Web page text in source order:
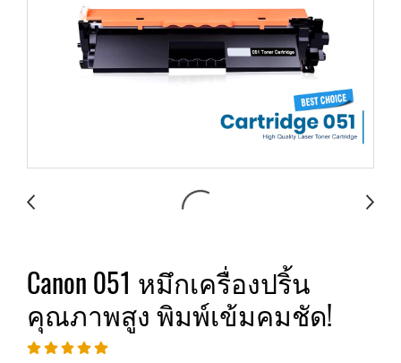
Canon 051 หมึกเครื่องปริ้น
คุณภาพสูง พิมพ์เข้มคมชัด!